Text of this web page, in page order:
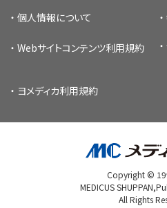
個人情報について
Webサイトコンテンツ利用規約
ヨメディカ利用規約
Copyright ©
MEDICUS
All Rights